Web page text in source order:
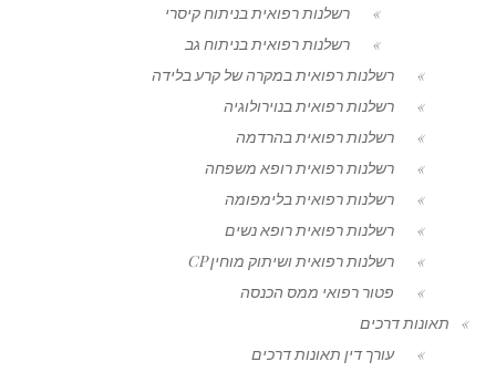
רשלנות רפואית בניתוח קיסרי
רשלנות רפואית בניתוח גב
רשלנות רפואית במקרה של קרע בלידה
רשלנות רפואית בנוירולוגיה
רשלנות רפואית בהרדמה
רשלנות רפואית רופא משפחה
רשלנות רפואית בלימפומה
רשלנות רפואית רופא נשים
רשלנות רפואית ושיתוק מוחין CP
פטור רפואי ממס הכנסה
תאונות דרכים
עורך דין תאונות דרכים